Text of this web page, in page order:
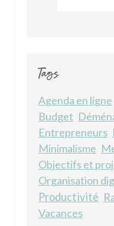
Tags
Agenda en ligne
Budget
Entrepreneurs
Minimalisme
Objectifs et
Organisation
Productivité
Vacances